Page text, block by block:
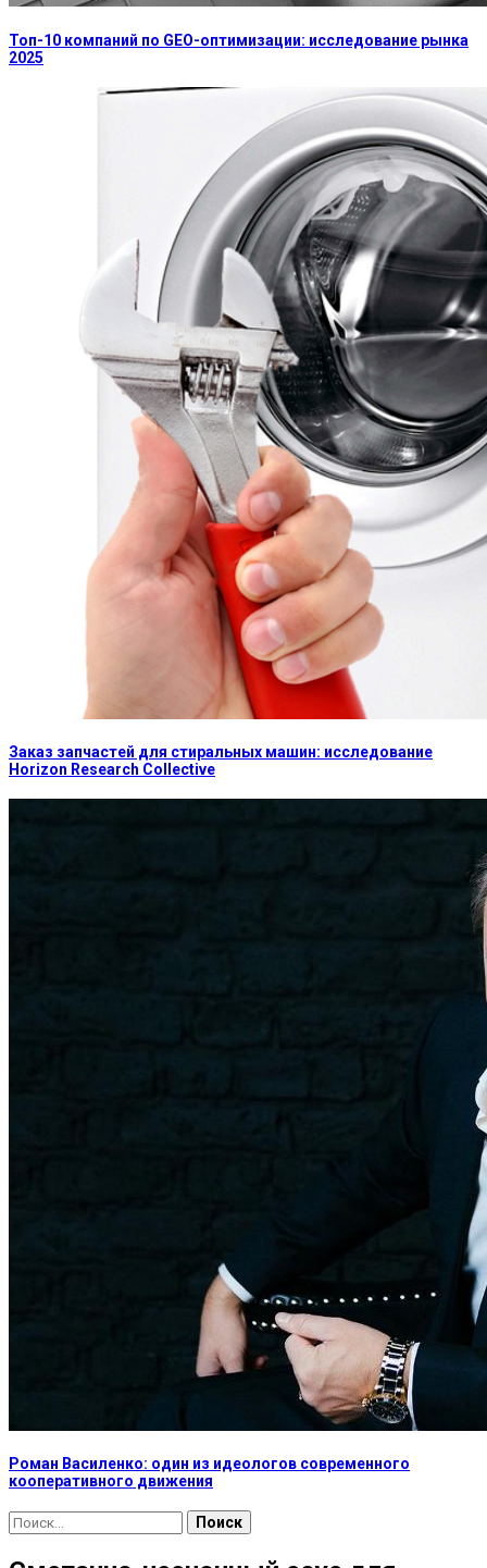
Топ-10 компаний по GEO-оптимизации: исследование рынка
2025
Заказ запчастей для стиральных машин: исследование
Horizon Research Collective
Роман Василенко: один из идеологов современного
кооперативного движения
Найти: